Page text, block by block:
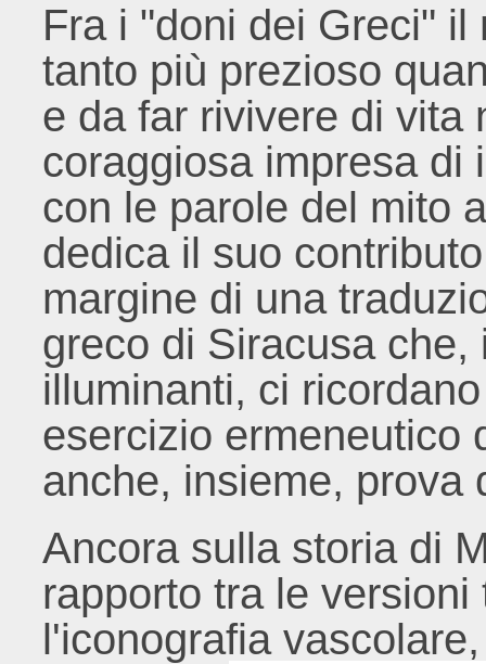
Fra i "doni dei Greci"
tanto più prezioso
e da far rivivere di vita
coraggiosa impresa di
con le parole del mito
dedica il suo
margine di una
greco di Siracusa
illuminanti, ci
esercizio ermeneutico
anche, insieme, prova
Ancora sulla storia di
rapporto tra le
l'iconografia